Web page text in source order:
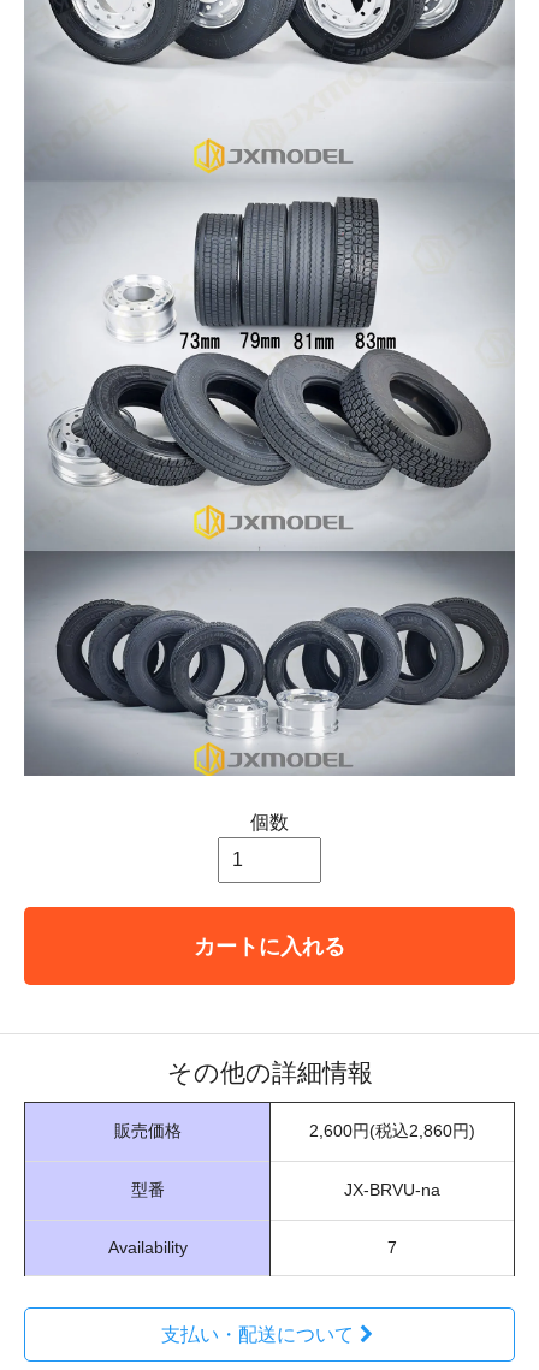
個数
カートに入れる
その他の詳細情報
販売価格 2,600円(税込2,860円)
型番 JX-BRVU-na
Availability 7
支払い・配送について